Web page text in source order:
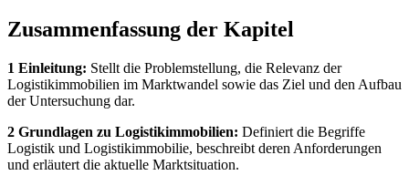
Zusammenfassung der Kapitel
1 Einleitung: Stellt die Problemstellung, die Relevanz der
Logistikimmobilien im Marktwandel sowie das Ziel und den Aufbau
der Untersuchung dar.
2 Grundlagen zu Logistikimmobilien: Definiert die Begriffe
Logistik und Logistikimmobilie, beschreibt deren Anforderungen
und erläutert die aktuelle Marktsituation.